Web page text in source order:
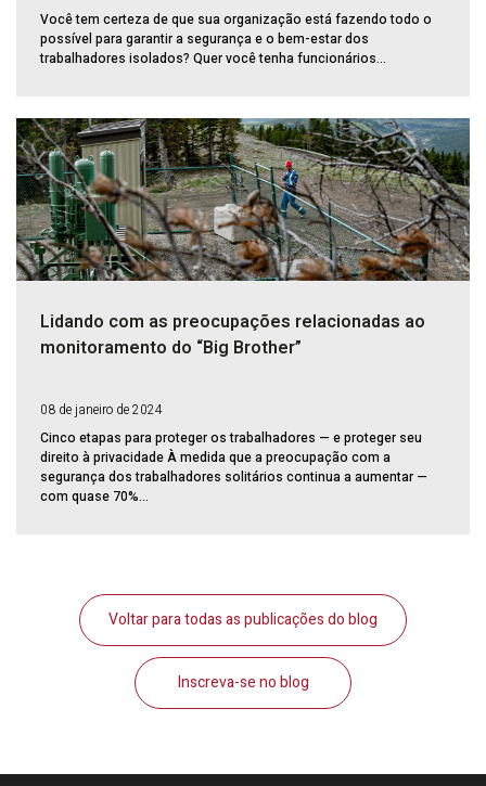
Você tem certeza de que sua organização está fazendo todo o
possível para garantir a segurança e o bem-estar dos
trabalhadores isolados? Quer você tenha funcionários...
Lidando com as preocupações relacionadas ao
monitoramento do “Big Brother”
08 de janeiro de 2024
Cinco etapas para proteger os trabalhadores — e proteger seu
direito à privacidade À medida que a preocupação com a
segurança dos trabalhadores solitários continua a aumentar —
com quase 70%...
Voltar para todas as publicações do blog
Inscreva-se no blog